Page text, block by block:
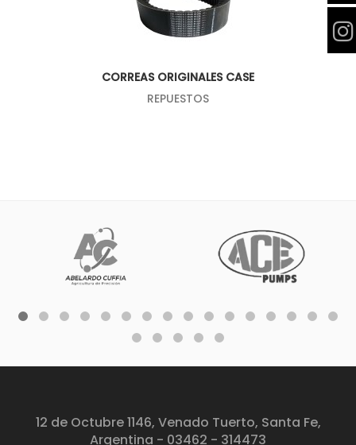
CORREAS ORIGINALES CASE
REPUESTOS
12 de Octubre 1146, Venado Tuerto, Santa Fe,
Argentina - 03462 - 314473